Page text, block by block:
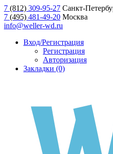
7 (812) 309-95-27 Санкт-
7 (495) 481-49-20 Москва
info@weller-wd.ru
Вход/Регистрация
Регистрация
Авторизация
Закладки (0)